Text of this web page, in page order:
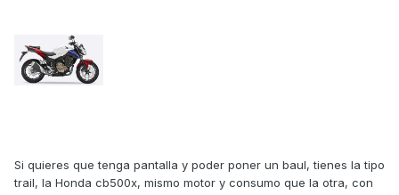
Si quieres que tenga pantalla y poder poner un baul, tienes la tipo
trail, la Honda cb500x, mismo motor y consumo que la otra, con